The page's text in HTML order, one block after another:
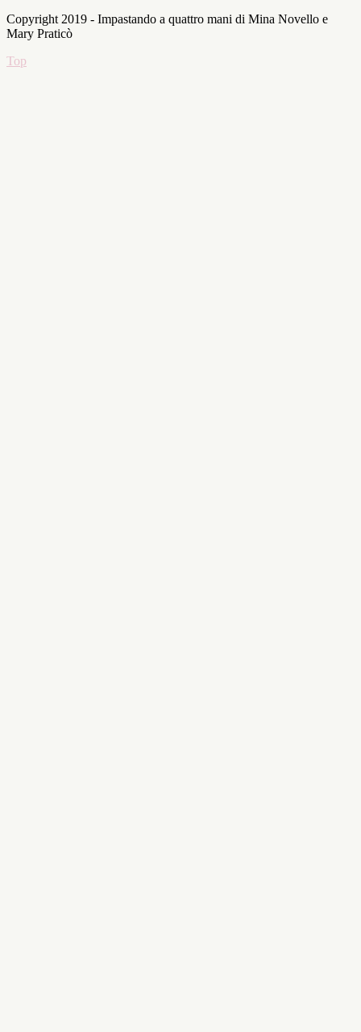
Copyright 2019 - Impastando a quattro mani di Mina Novello e
Mary Praticò
Top